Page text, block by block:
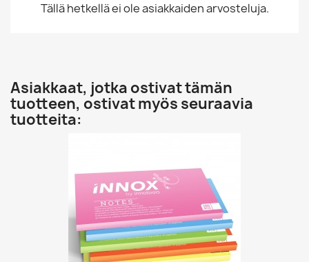
Tällä hetkellä ei ole asiakkaiden arvosteluja.
Asiakkaat, jotka ostivat tämän
tuotteen, ostivat myös seuraavia
tuotteita: